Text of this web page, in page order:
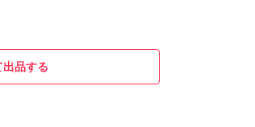
品する